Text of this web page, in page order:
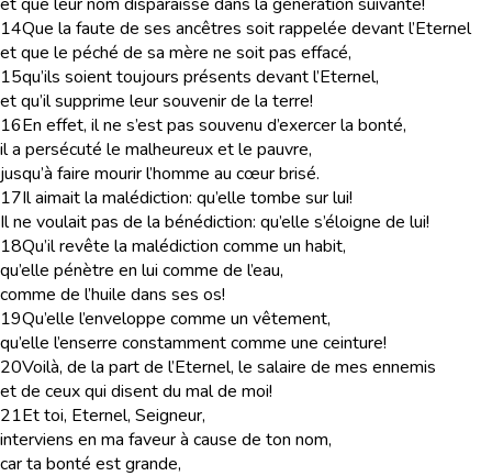
14Que la faute de ses ancêtres soit rappelée devant l’Eternel
et que le péché de sa mère ne soit pas effacé,
15qu’ils soient toujours présents devant l’Eternel,
et qu’il supprime leur souvenir de la terre!
16En effet, il ne s’est pas souvenu d’exercer la bonté,
il a persécuté le malheureux et le pauvre,
jusqu’à faire mourir l’homme au cœur brisé.
17Il aimait la malédiction: qu’elle tombe sur lui!
Il ne voulait pas de la bénédiction: qu’elle s’éloigne de lui!
18Qu’il revête la malédiction comme un habit,
qu’elle pénètre en lui comme de l’eau,
comme de l’huile dans ses os!
19Qu’elle l’enveloppe comme un vêtement,
qu’elle l’enserre constamment comme une ceinture!
20Voilà, de la part de l’Eternel, le salaire de mes ennemis
et de ceux qui disent du mal de moi!
21Et toi, Eternel, Seigneur,
interviens en ma faveur à cause de ton nom,
car ta bonté est grande,